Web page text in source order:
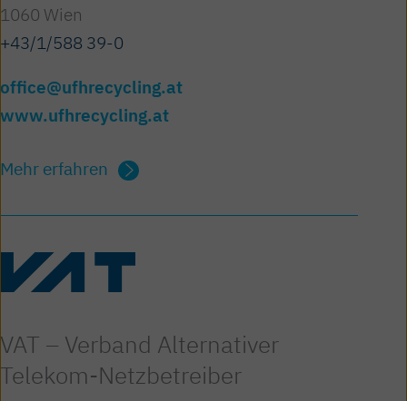
1060 Wien
+43/1/588 39-0
office@ufhrecycling.at
www.ufhrecycling.at
Mehr erfahren
VAT – Verband Alternativer
Telekom-Netzbetreiber